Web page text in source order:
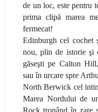
de un loc, este pentru
prima clipă marea
fermecat!
Edinburgh cel cochet
nou, plin de istorie şi
găseşti pe Calton
sau în urcare spre
North Berwick cel
Marea Nordului de
Rock tronând în zare